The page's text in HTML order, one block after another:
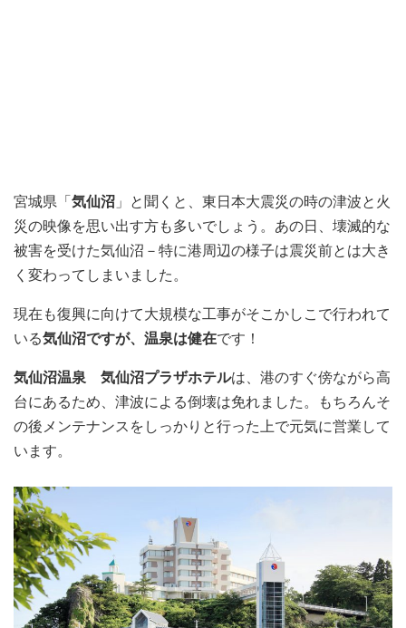
宮城県「 気仙沼 」と聞くと、東日本大震災の時の津波と火
災の映像を思い出す方も多いでしょう。あの日、壊滅的な
被害を受けた気仙沼－特に港周辺の様子は震災前とは大き
く変わってしまいました。
現在も復興に向けて大規模な工事がそこかしこで行われて
いる気仙沼ですが、温泉は健在です！
気仙沼温泉 気仙沼プラザホテルは、港のすぐ傍ながら高
台にあるため、津波による倒壊は免れました。もちろんそ
の後メンテナンスをしっかりと行った上で元気に営業して
います。